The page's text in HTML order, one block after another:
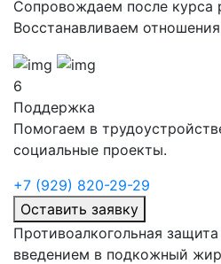
Сопровождаем после курса
Восстанавливаем
6
Поддержка
Помогаем в
социальные проекты.
+7 (929) 820-29-29
Оставить заявку
Противоалкогольная
введением в подкожный